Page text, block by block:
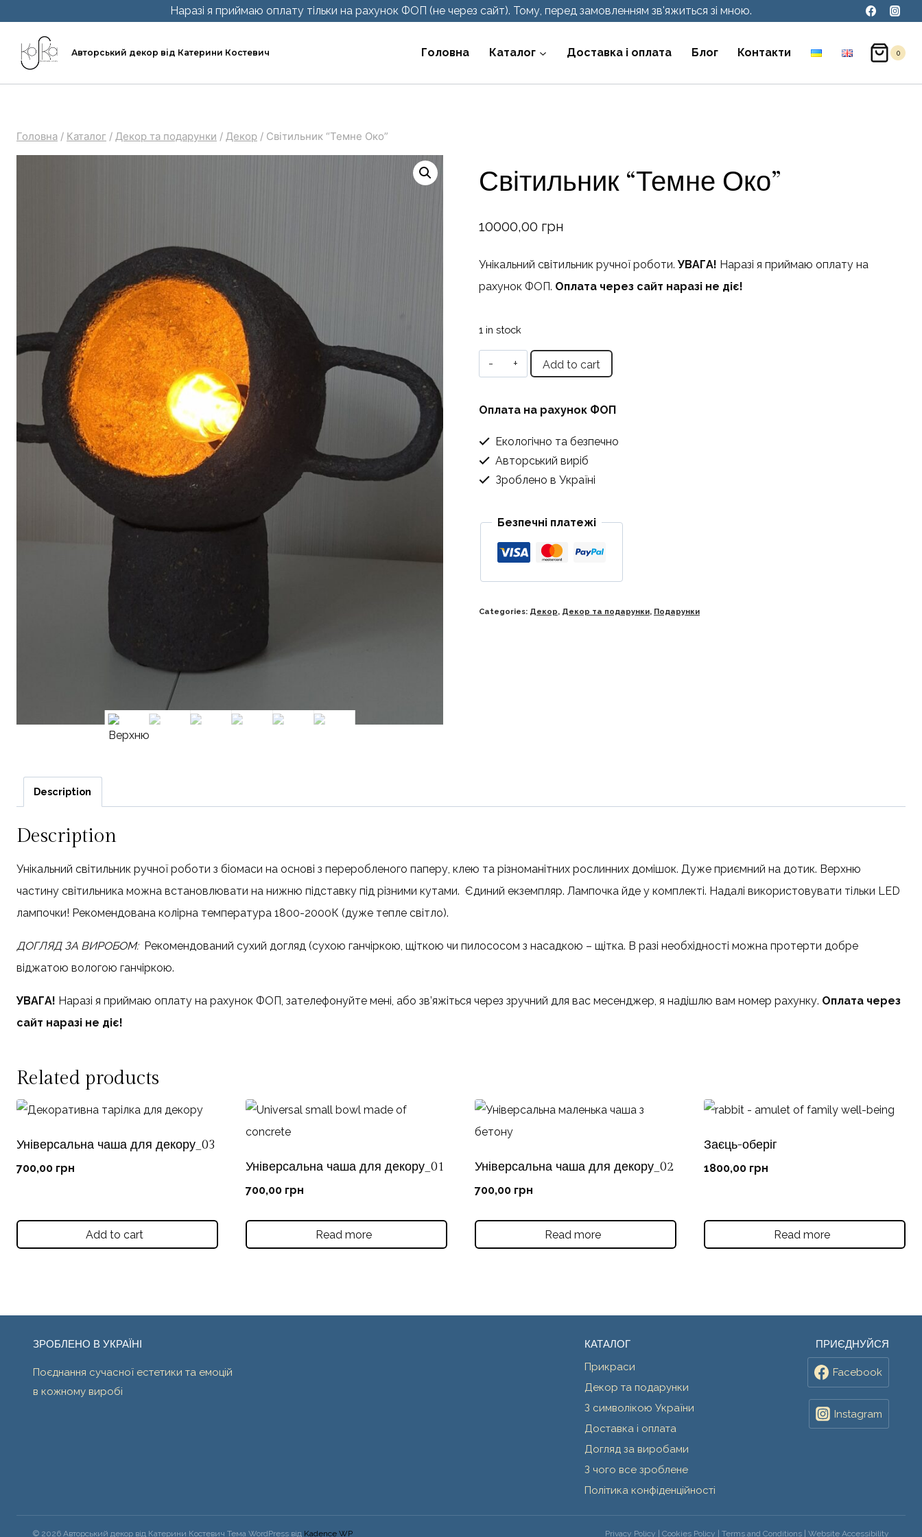
вмісту
Наразі я приймаю оплату тільки на рахунок ФОП (не через сайт). Тому, перед замовленням зв'яжиться зі мною.
Авторський декор від Катерини Костевич Головна Каталог Доставка і оплата Блог Контакти 0
Головна / Каталог / Декор та подарунки / Декор / Світильник “Темне Око”
Світильник “Темне Око”
10000,00 грн
Унікальний світильник ручної роботи.УВАГА! Наразі я приймаю оплату на
рахунок ФОП. Оплата через сайт наразі не діє!
1 in stock
СвітильникAdd to cart
Оплата на рахунок ФОП
Екологічно та безпечно
Авторський виріб
Зроблено в Україні
Безпечні платежі
Categories: Декор, Декор та подарунки, Подарунки
Description
Description
Унікальний світильник ручної роботи з біомаси на основі з переробленого паперу, клею та різноманітних рослинних домішок. Дуже приємний на дотик. Верхню
частину світильника можна встановлювати на нижню підставку під різними кутами. Єдиний екземпляр. Лампочка йде у комплекті. Надалі використовувати тільки LED
лампочки! Рекомендована колірна температура 1800-2000К (дуже тепле світло).
ДОГЛЯД ЗА ВИРОБОМ: Рекомендований сухий догляд (сухою ганчіркою, щіткою чи пилососом з насадкою – щітка. В разі необхідності можна протерти добре
віджатою вологою ганчіркою.
УВАГА! Наразі я приймаю оплату на рахунок ФОП, зателефонуйте мені, або зв’яжіться через зручний для вас месенджер, я надішлю вам номер рахунку. Оплата через
сайт наразі не діє!
Related products
Універсальна чаша для декору_03
700,00 грн
Add to cart
Універсальна чаша для декору_01
700,00 грн
Read more
Універсальна чаша для декору_02
700,00 грн
Read more
Заєць-оберіг
1800,00 грн
Read more
ЗРОБЛЕНО В УКРАЇНІ
Поєднання сучасної естетики та емоцій
в кожному виробі
КАТАЛОГ
Прикраси
Декор та подарунки
З символікою України
Доставка і оплата
Догляд за виробами
З чого все зроблене
Політика конфіденційності
ПРИЄДНУЙСЯ
Facebook
Instagram
© 2026 Авторський декор від Катерини Костевич Тема WordPress від Kadence WP Privacy Policy | Cookies Policy | Terms and Conditions | Website Accessibility